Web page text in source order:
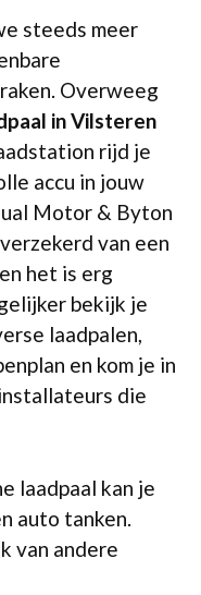
steeds meer
Overweeg
in Vilsteren
rijd je
accu in jouw
Motor & Byton
van een
het is erg
bekijk je
laadpalen,
en kom je in
die
laadpaal kan je
auto tanken.
van andere